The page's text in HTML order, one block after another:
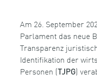
Am 26. September
Parlament das neue
Transparenz
Identifikation der
Personen ( TJPG)